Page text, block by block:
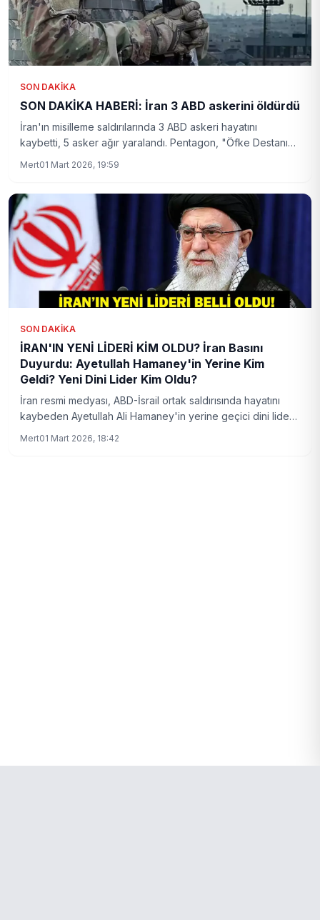
SON DAKIKA
SON DAKİKA HABERİ: İran 3 ABD askerini öldürdü
İran'ın misilleme saldırılarında 3 ABD askeri hayatını
kaybetti, 5 asker ağır yaralandı. Pentagon, "Öfke Destanı"
iddia ederken, ABD bu iddiayı yalanladı.
Mert01 Mart 2026, 19:59
SON DAKIKA
İRAN'IN YENİ LİDERİ KİM OLDU? İran Basını
Duyurdu: Ayetullah Hamaney'in Yerine Kim
Geldi? Yeni Dini Lider Kim Oldu?
İran resmi medyası, ABD-İsrail ortak saldırısında hayatını
kaybeden Ayetullah Ali Hamaney'in yerine geçici dini lider
Mert01 Mart 2026, 18:42